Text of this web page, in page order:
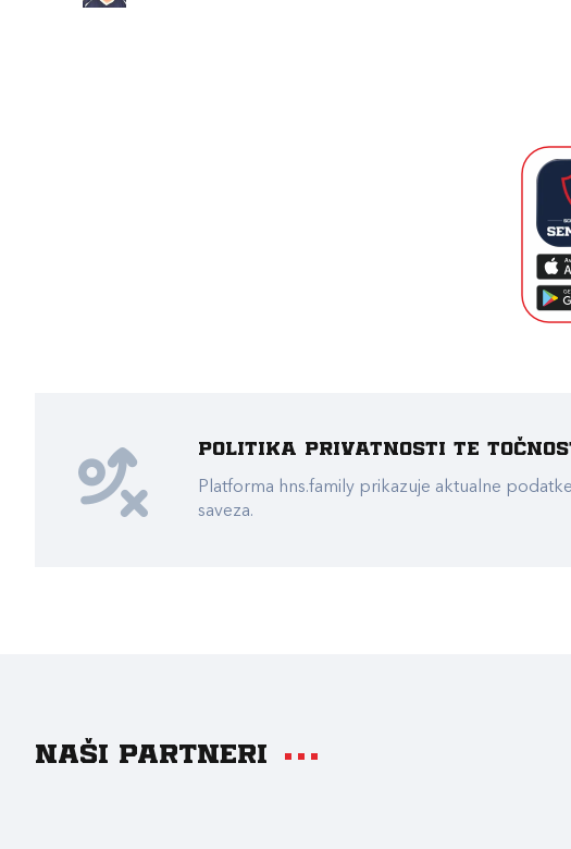
Politika privatnosti te
Platforma hns.family prikazuje aktualne
saveza.
Naši partneri